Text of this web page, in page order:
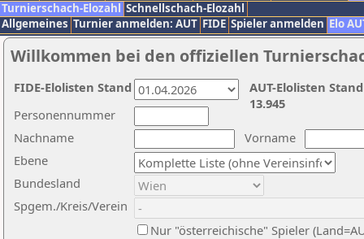
Turnierschach-Elozahl Schnellschach-Elozahl
Allgemeines Turnier anmelden: AUT FIDE Spieler anmelden Elo
Willkommen bei den offiziellen
Nachname
Vorname
Ebene
Personennummer
Bundesland
Spgem./Kreis/Verein
Nur "österreichische" Spieler
AUT-Elolisten
13.945
FIDE-Elolisten Stand